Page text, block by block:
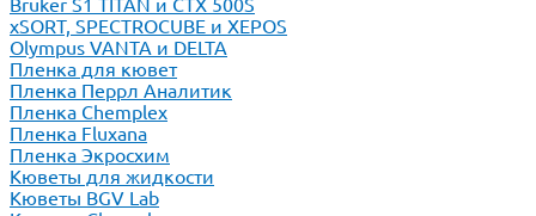
Bruker S1 TITAN и CTX 500S
xSORT, SPECTROCUBE и XEPOS
Olympus VANTA и DELTA
Пленка для кювет
Пленка Перрл Аналитик
Пленка Chemplex
Пленка Fluxana
Пленка Экросхим
Кюветы для жидкости
Кюветы BGV Lab